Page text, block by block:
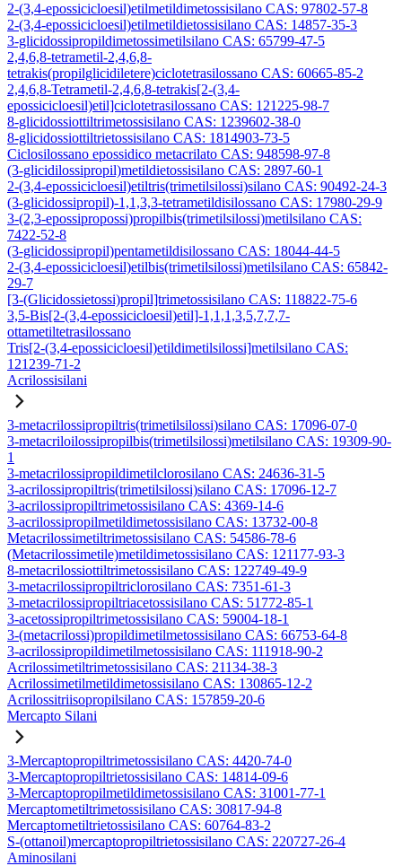
2-(3,4-epossicicloesil)etilmetildimetossisilano CAS: 97802-57-8
2-(3,4-epossicicloesil)etilmetildietossisilano CAS: 14857-35-3
3-glicidossipropildimetossimetilsilano CAS: 65799-47-5
2,4,6,8-tetrametil-2,4,6,8-
tetrakis(propilglicidiletere)ciclotetrasilossano CAS: 60665-85-2
2,4,6,8-Tetrametil-2,4,6,8-tetrakis[2-(3,4-
epossicicloesil)etil]ciclotetrasilossano CAS: 121225-98-7
8-glicidossiottiltrimetossisilano CAS: 1239602-38-0
8-glicidossiottiltrietossisilano CAS: 1814903-73-5
Ciclosilossano epossidico metacrilato CAS: 948598-97-8
(3-glicidilossipropil)metildietossisilano CAS: 2897-60-1
2-(3,4-epossicicloesil)etiltris(trimetilsilossi)silano CAS: 90492-24-3
(3-glicidossipropil)-1,1,3,3-tetrametildisilossano CAS: 17980-29-9
3-(2,3-epossipropossi)propilbis(trimetilsilossi)metilsilano CAS:
7422-52-8
(3-glicidossipropil)pentametildisilossano CAS: 18044-44-5
2-(3,4-epossicicloesil)etilbis(trimetilsilossi)metilsilano CAS: 65842-
29-7
[3-(Glicidossietossi)propil]trimetossisilano CAS: 118822-75-6
3,5-Bis[2-(3,4-epossicicloesil)etil]-1,1,1,3,5,7,7,7-
ottametiltetrasilossano
Tris[2-(3,4-epossicicloesil)etildimetilsilossi]metilsilano CAS:
121239-71-2
Acrilossisilani
3-metacrilossipropiltris(trimetilsilossi)silano CAS: 17096-07-0
3-metacriloilossipropilbis(trimetilsilossi)metilsilano CAS: 19309-90-
1
3-metacrilossipropildimetilclorosilano CAS: 24636-31-5
3-acrilossipropiltris(trimetilsilossi)silano CAS: 17096-12-7
3-acrilossipropiltrimetossisilano CAS: 4369-14-6
3-acrilossipropilmetildimetossisilano CAS: 13732-00-8
Metacrilossimetiltrimetossisilano CAS: 54586-78-6
(Metacrilossimetile)metildimetossisilano CAS: 121177-93-3
8-metacrilossiottiltrimetossisilano CAS: 122749-49-9
3-metacrilossipropiltriclorosilano CAS: 7351-61-3
3-metacrilossipropiltriacetossisilano CAS: 51772-85-1
3-acetossipropiltrimetossisilano CAS: 59004-18-1
3-(metacrilossi)propildimetilmetossisilano CAS: 66753-64-8
3-acrilossipropildimetilmetossisilano CAS: 111918-90-2
Acrilossimetiltrimetossisilano CAS: 21134-38-3
Acrilossimetilmetildimetossisilano CAS: 130865-12-2
Acrilossitriisopropilsilano CAS: 157859-20-6
Mercapto Silani
3-Mercaptopropiltrimetossisilano CAS: 4420-74-0
3-Mercaptopropiltrietossisilano CAS: 14814-09-6
3-Mercaptopropilmetildimetossisilano CAS: 31001-77-1
Mercaptometiltrimetossisilano CAS: 30817-94-8
Mercaptometiltrietossisilano CAS: 60764-83-2
S-(ottanoil)mercaptopropiltrietossisilano CAS: 220727-26-4
Aminosilani